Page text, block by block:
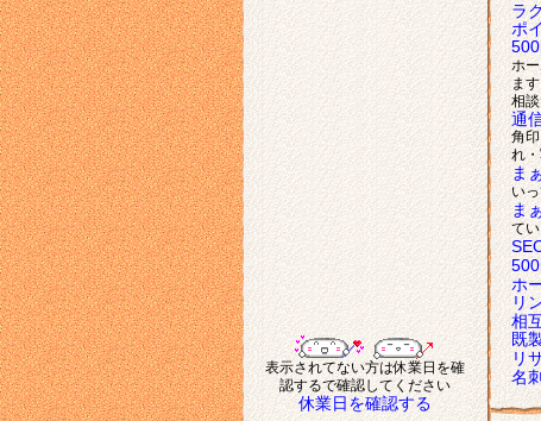
表示されてない方は休業日を確
認するで確認してください
休業日を確認する
ラ
ポ
ホ
ます
相
通
角
れ
ま
い
ま
て
ホ
リ
相
既
リ
名